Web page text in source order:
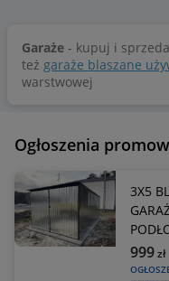
Garaże - kupuj i
też garaże blaszane
warstwowej
Ogłoszenia
3X5
999zł